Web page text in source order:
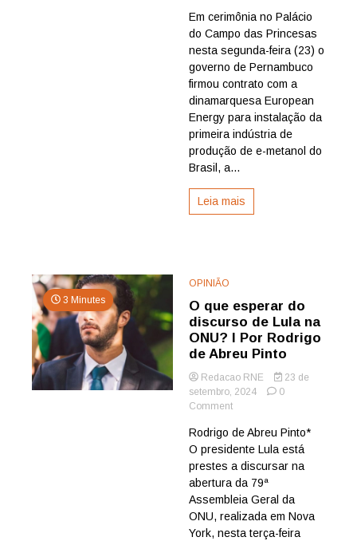
terá
1ª
indústria
de
de
e-
metanol
com
investimentos
2
bi
Em cerimônia no Palácio
do Campo das Princesas
nesta segunda-feira (23) o
governo de Pernambuco
firmou contrato com a
dinamarquesa European
Energy para instalação da
primeira indústria de
produção de e-metanol do
Brasil, a...
Leia mais
3 Minutes
OPINIÃO
O que esperar do
discurso de Lula na
ONU? I Por Rodrigo
de Abreu Pinto
Redacao RNE
23 de
setembro, 2024
0
Commenton
que
esperar
do
discurso
Lula
na
ONU?
Rodrigo de Abreu Pinto*
O presidente Lula está
prestes a discursar na
abertura da 79ª
Assembleia Geral da
ONU, realizada em Nova
York, nesta terça-feira